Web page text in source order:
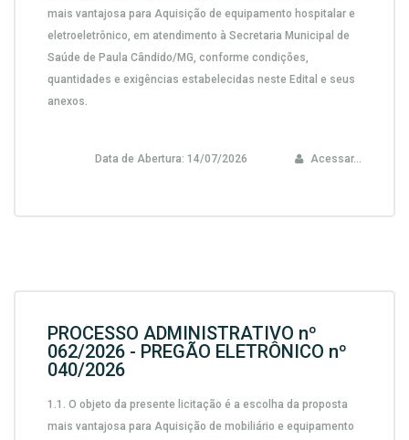
mais vantajosa para Aquisição de equipamento hospitalar e
eletroeletrônico, em atendimento à Secretaria Municipal de
Saúde de Paula Cândido/MG, conforme condições,
quantidades e exigências estabelecidas neste Edital e seus
anexos.
Data de Abertura: 14/07/2026 Acessar...
PROCESSO ADMINISTRATIVO nº
062/2026 - PREGÃO ELETRÔNICO nº
040/2026
1.1. O objeto da presente licitação é a escolha da proposta
mais vantajosa para Aquisição de mobiliário e equipamento